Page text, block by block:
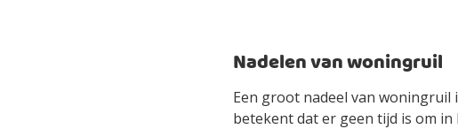
Nadelen van woningruil
Een groot nadeel van woningruil
betekent dat er geen tijd is om